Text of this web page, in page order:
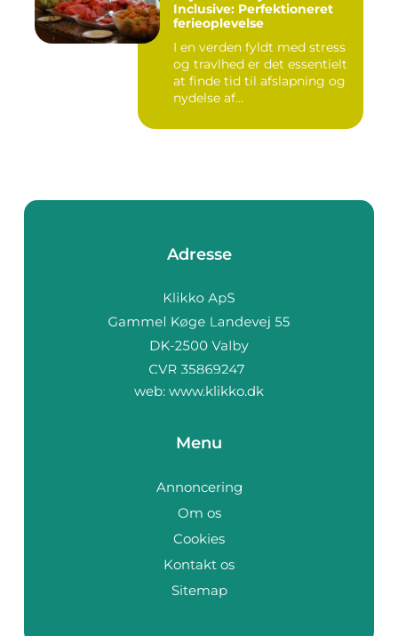
Inclusive: Perfektioneret
ferieoplevelse
I en verden fyldt med stress
og travlhed er det essentielt
at finde tid til afslapning og
nydelse af...
Adresse
web: www.klikko.dk
Menu
Annoncering
Om os
Cookies
Kontakt os
Sitemap